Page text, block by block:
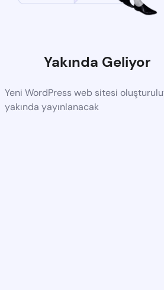
Yakında Geliyor
Yeni WordPress web sitesi
yakında yayınlanacak